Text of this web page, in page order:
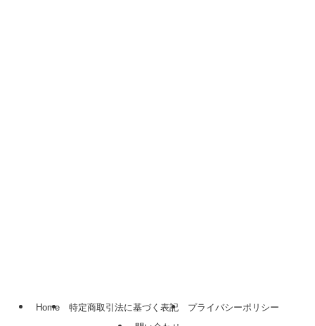
Home 特定商取引法に基づく表記
プライバシーポリシー